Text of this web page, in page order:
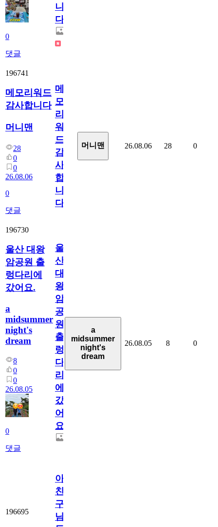
0
댓글
니
다.
196741
메모리워드
감사합니다
머니맨
28
0
0
26.08.06
0
댓글
메
모
리
워
드
감
사
합
니
다
머니맨 26.08.06 28 0
196730
울산 대왕
암공원 출
렁다리에
갔어요.
a
midsummer
night's
dream
8
0
0
26.08.05
0
댓글
울
산
대
왕
암
공
원
출
렁
다
리
에
갔
어
요.
a
midsummer
night's
dream
26.08.05 8 0
196695
아.
친
구
님